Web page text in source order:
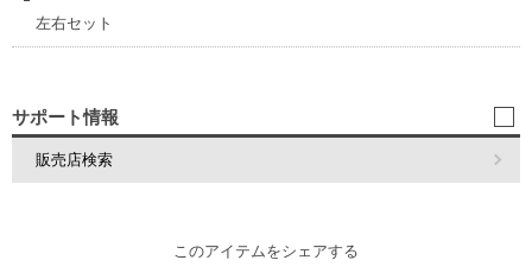
左右セット
サポート情報
販売店検索
このアイテムをシェアする